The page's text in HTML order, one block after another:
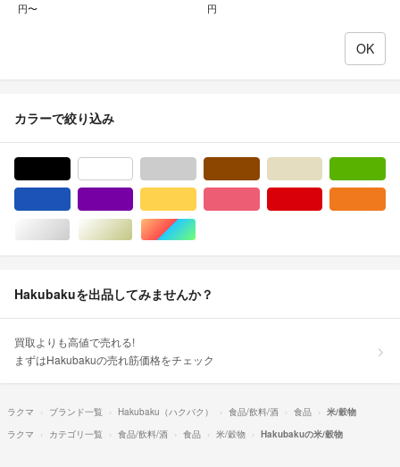
円〜 円
カラーで絞り込み
シルバー/銀色系ゴールド/金色系マルチカラー
Hakubakuを出品してみませんか？
買取よりも高値で売れる!
まずはHakubakuの売れ筋価格をチェック
ラクマ ブランド一覧 Hakubaku（ハクバク） 食品/飲料/酒 食品
米/穀物
ラクマ
カテゴリ一覧 食品/飲料/酒 食品 米/穀物 Hakubakuの米/穀物